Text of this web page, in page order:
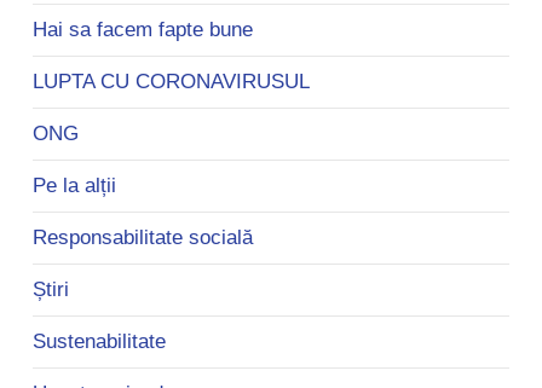
Hai sa facem fapte bune
LUPTA CU CORONAVIRUSUL
ONG
Pe la alții
Responsabilitate socială
Știri
Sustenabilitate